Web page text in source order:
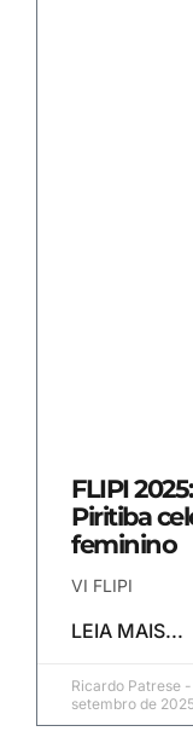
FLIPI
Piritiba
feminino
VI FLIPI
LEIA MAIS...
Ricardo Patrese
setembro de